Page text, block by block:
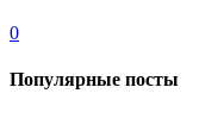
0
Популярные посты